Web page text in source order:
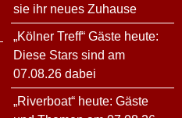
sie ihr neues Zuhause
„Kölner Treff“ Gäste heute:
Diese Stars sind am
07.08.26 dabei
„Riverboat“ heute: Gäste